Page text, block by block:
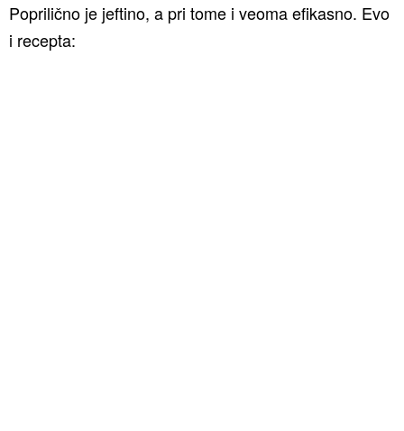
Poprilično je jeftino, a pri tome i veoma efikasno. Evo
i recepta: